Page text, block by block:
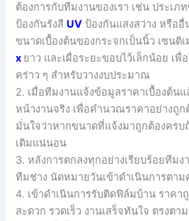
ต้องการกับทีมงานของเรา เช่น ประเ
ป้องกันรังสี UV ป้องกันแสงสว่าง หรือ
ขนาดเบื้องต้นของกระจกเป็นนิ้ว เซนติ
x ยาว และเผื่อระยะขอบไว้เล็กน้อย เพื่
คร่าว ๆ สำหรับวางงบประมาณ
2. เมื่อทีมงานแจ้งข้อมูลราคาเบื้องต้น
หน้างานจริง เพื่อคำนวณราคาอย่างถู
มั่นใจว่าหากขนาดที่แจ้งมาถูกต้องครบ
เดิมแน่นอน
3. หลังการตกลงทุกอย่างเรียบร้อยทีม
ทีมช่าง นัดหมายวันเข้าดำเนินการตา
4. เข้าดำเนินการรับติดฟิล์มบ้าน ราคา
สะดวก รวดเร็ว งานเสร็จทันใจ ตรงตา